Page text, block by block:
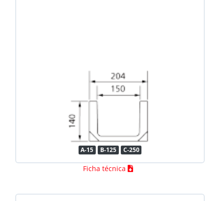
A-15 B-125 C-250
Ficha técnica